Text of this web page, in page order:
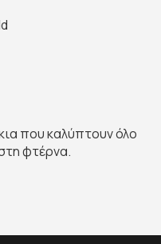
που καλύπτουν όλο
φτέρνα.